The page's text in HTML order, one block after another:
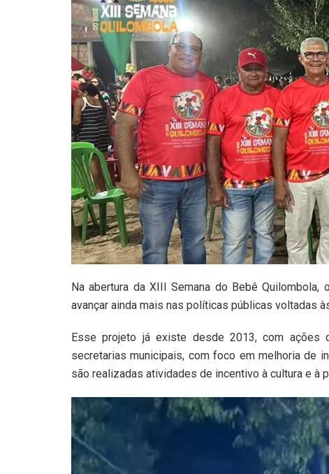
Na abertura da XIII Semana do Bebê
avançar ainda mais nas políticas públicas voltadas
Esse projeto já existe desde 2013, com ações
secretarias municipais, com foco em melhoria de
são realizadas atividades de incentivo à cultura e à
Tocador
de
vídeo